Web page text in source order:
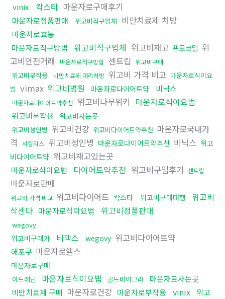
vinix
칵스타 마운자로구매후기
마운자로정품판매 위고비직구업체 비만치료제 처방
마운자로효능
마운자로직구방법
위고비직구업체 위고비재고 프로코밀 위
고비안전거래
마운자로직구방법 센트립 위고비구매
위고비부작용 비만치료제 대리처방 위고비 가격 비교 마운자로식이요
법 vimax 위고비병원 마운자로다이어트약 비닉스
마운자로다이어트약추천 위고비나무위키 마운자로식이요법
위고비부작용 위고비사는곳
위고비성인병 위고비건강 위고비다이어트약추천 마운자로국내가
격
시알리스 위고비성인병 마운자로다이어트약추천 비닉스 위고
비다이어트약 위고비재고있는곳
마운자로식이요법 다이어트약추천 위고비구입후기 센트립
마운자로판매
위고비 가격 비교 위고비다이어트 칵스타 위고비구매대행
위고비
삭센다 마운자로식이요법 위고비정품판매
wegovy
위고비구매가 비맥스 wegovy 위고비다이어트약
해포쿠 마운자로헬스
마운자로구매
아드레닌 마운자로식이요법 골드비아그라
마운자로사는곳
비만치료제 구매 마운자로건강 마운자로부작용 vinix
위고